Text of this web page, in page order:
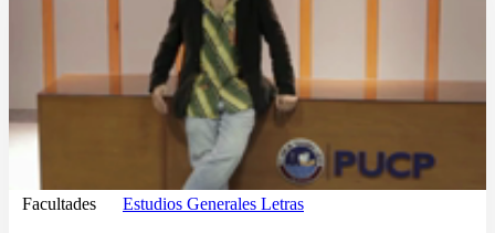
Facultades Estudios Generales Letras